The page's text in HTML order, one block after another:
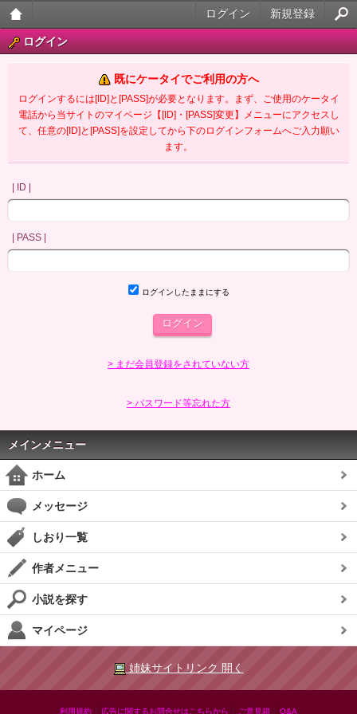
大人
ータ
イ官
新規登録
ログイン
ログイン
既にケータイでご利用の方へ
ログインするには[ID]と[PASS]が必要となります。まず、ご使用のケータイ
電話から当サイトのマイページ【[ID]・[PASS]変更】メニューにアクセスし
て、任意の[ID]と[PASS]を設定してから下のログインフォームへご入力願い
ます。
| ID |
| PASS |
ログインしたままにする
> まだ会員登録をされていない方
> パスワード等忘れた方
メインメニュー
ホーム
メッセージ
しおり一覧
作者メニュー
小説を探す
マイページ
姉妹サイトリンク 開く
利用規約 広告に関するお問合せはこちらから ご意見箱 Q&A